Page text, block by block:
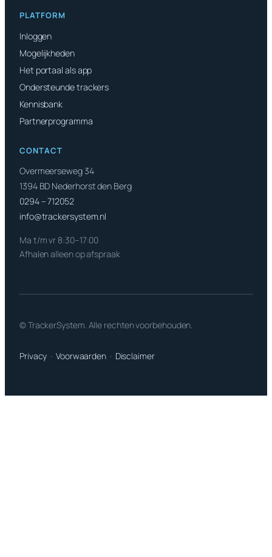
PLATFORM
Inloggen
Mogelijkheden
Het portaal als app
Ondersteunde trackers
Kennisbank
Partnerprogramma
CONTACT
Overmeerseweg 34
1394 BD Nederhorst den Berg
0294 – 712052
info@trackersystem.nl
Ma t/m vr 8:30–17:00
Afhalen alleen op afspraak
© TrackerSystem. Alle rechten voorbehouden.
Privacy · Voorwaarden · Disclaimer